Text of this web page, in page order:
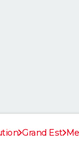
Grand Est